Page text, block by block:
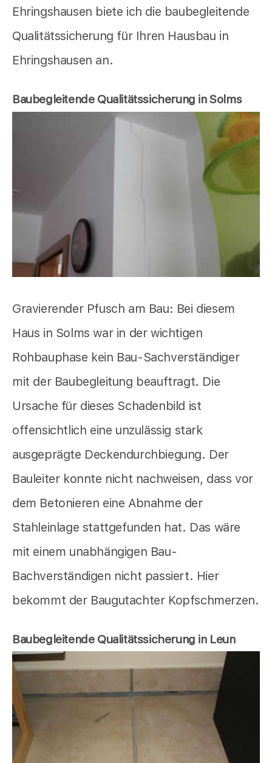
Ehringshausen biete ich die baubegleitende
Qualitätssicherung für Ihren Hausbau in
Ehringshausen an.
Baubegleitende Qualitätssicherung in Solms
Gravierender Pfusch am Bau: Bei diesem
Haus in Solms war in der wichtigen
Rohbauphase kein Bau-Sachverständiger
mit der Baubegleitung beauftragt. Die
Ursache für dieses Schadenbild ist
offensichtlich eine unzulässig stark
ausgeprägte Deckendurchbiegung. Der
Bauleiter konnte nicht nachweisen, dass vor
dem Betonieren eine Abnahme der
Stahleinlage stattgefunden hat. Das wäre
mit einem unabhängigen Bau-
Bachverständigen nicht passiert. Hier
bekommt der Baugutachter Kopfschmerzen.
Baubegleitende Qualitätssicherung in Leun